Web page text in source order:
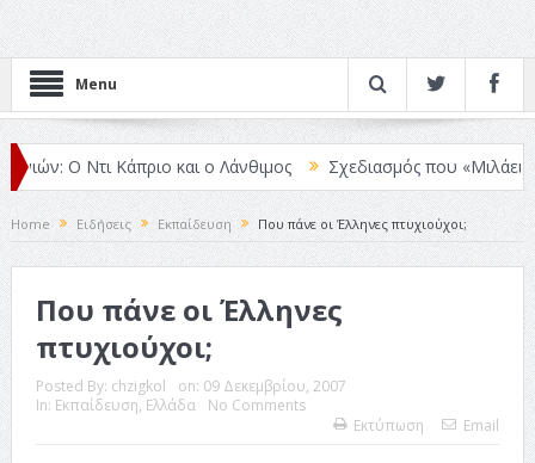
Menu
Ο Ντι Κάπριο και ο Λάνθιμος Σχεδιασμός που «Μιλάει»
Home Ειδήσεις Εκπαίδευση Που πάνε οι Έλληνες πτυχιούχοι;
Που πάνε οι Έλληνες
πτυχιούχοι;
Posted By: chzigkol on: 09 Δεκεμβρίου, 2007
In: Εκπαίδευση, Ελλάδα
No Comments
Εκτύπωση
Email